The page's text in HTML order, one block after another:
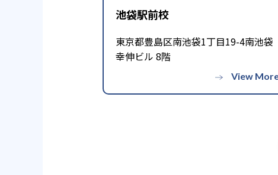
他
※2023年に家庭教師のトライ・個別教
式サイトより
池袋駅前校
東京都豊島区南池袋1丁目19-4南池袋
幸伸ビル 8階